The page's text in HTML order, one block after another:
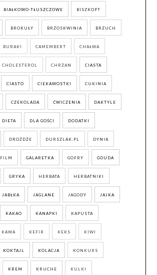
BIAŁKOWO-TŁUSZCZOWE BISZKOPT
BROKUŁY BRZOSKWINIA BRZUCH
BURAKI CAMEMBERT CHAŁWA
CHOLESTEROL CHRZAN CIASTA
CIASTO CIEKAWOSTKI CUKINIA
CZEKOLADA ĆWICZENIA DAKTYLE
DIETA DLA GOŚCI DODATKI
DROŻDŻE DURSZLAK.PL DYNIA
FILM GALARETKA GOFRY GOUDA
GRYKA HERBATA HERBATNIKI
JABŁKA JAGLANE JAGODY JAJKA
KAKAO KANAPKI KAPUSTA
KAWA KEFIR KEKS KIWI
KOKTAJL KOLACJA KONKURS
KREM KRUCHE KULKI